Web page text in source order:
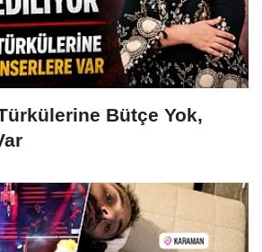
Bütçe Yok,